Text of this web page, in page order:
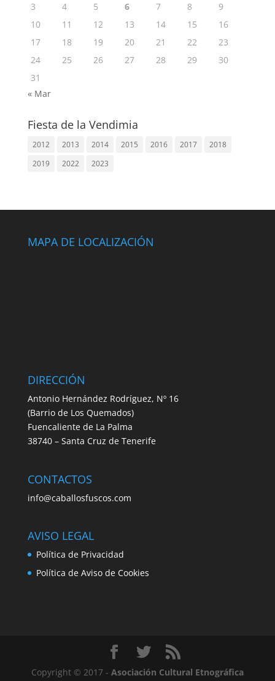
3
4 5 6 7 8
9
10
11 12 13 14 15
16
17
18 19 20 21 22
23
24
25 26 27 28 29
30
31
« Mar
Fiesta de la Vendimia
2012 2013 2014 2015 2016 2017
2018
2019
2022 2023
MAPA DE LOCALIZACIÓN
DIRECCIÓN
Antonio Hernández Rodríguez, Nº 16
(Barrio de Los Quemados)
Fuencaliente de La Palma
38740 – Santa Cruz de Tenerife
CONTACTOS
info@caballosfuscos.com
AVISO LEGAL
Política de Privacidad
Política de Aviso de Cookies
Copyright © 2017 - Asociación Cultural Etnográfica